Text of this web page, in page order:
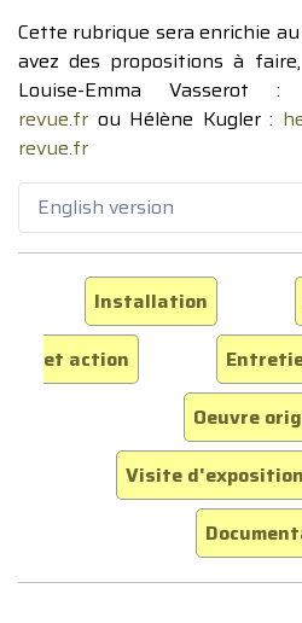
Cette rubrique sera enrichie
avez des propositions à
Louise-Emma Vasserot :
revue.fr ou Hélène Kugler :
revue.fr
English version
Installation
et action
Oeuvre
Visite